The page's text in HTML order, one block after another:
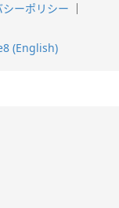
シーポリシー
(English)